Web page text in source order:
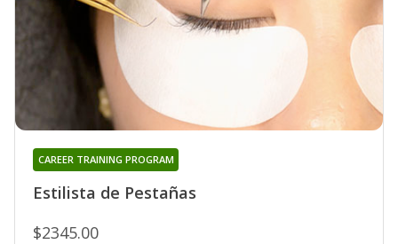
Estilista de Pestañas
CAREER TRAINING PROGRAM
$2345.00